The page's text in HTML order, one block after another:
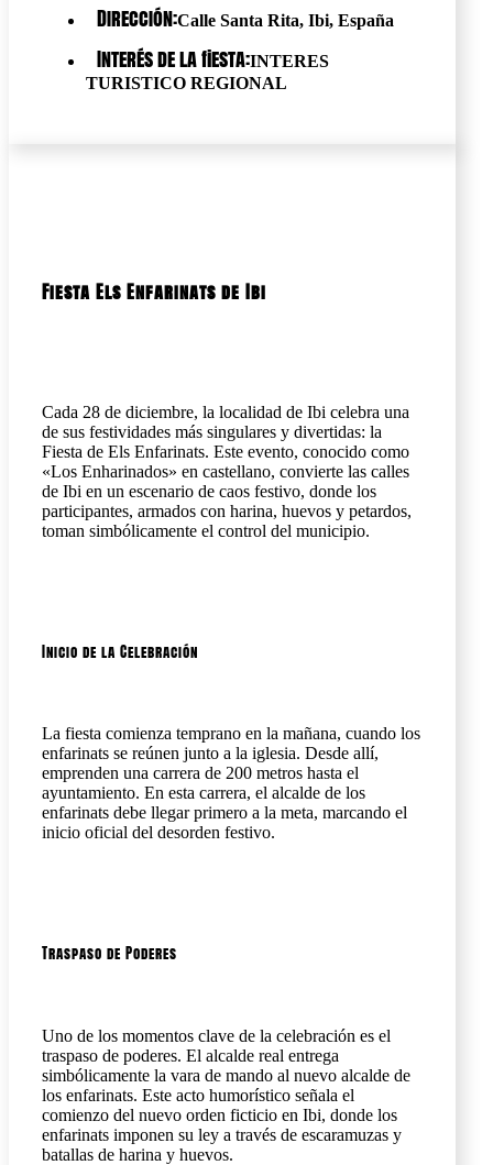
Dirección:Calle Santa Rita, Ibi, España
Interés de la fiesta:INTERES
TURISTICO REGIONAL
Fiesta Els Enfarinats de Ibi
Cada 28 de diciembre, la localidad de Ibi celebra una
de sus festividades más singulares y divertidas: la
Fiesta de Els Enfarinats. Este evento, conocido como
«Los Enharinados» en castellano, convierte las calles
de Ibi en un escenario de caos festivo, donde los
participantes, armados con harina, huevos y petardos,
toman simbólicamente el control del municipio.
Inicio de la Celebración
La fiesta comienza temprano en la mañana, cuando los
enfarinats se reúnen junto a la iglesia. Desde allí,
emprenden una carrera de 200 metros hasta el
ayuntamiento. En esta carrera, el alcalde de los
enfarinats debe llegar primero a la meta, marcando el
inicio oficial del desorden festivo.
Traspaso de Poderes
Uno de los momentos clave de la celebración es el
traspaso de poderes. El alcalde real entrega
simbólicamente la vara de mando al nuevo alcalde de
los enfarinats. Este acto humorístico señala el
comienzo del nuevo orden ficticio en Ibi, donde los
enfarinats imponen su ley a través de escaramuzas y
batallas de harina y huevos.